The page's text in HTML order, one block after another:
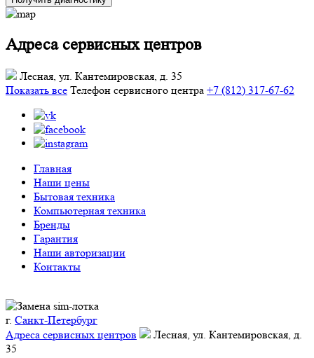
Адреса сервисных центров
Лесная, ул. Кантемировская, д. 35
Показать все Телефон сервисного центра +7 (812) 317-67-62
Главная
Наши цены
Бытовая техника
Компьютерная техника
Бренды
Гарантия
Наши авторизации
Контакты
г. Санкт-Петербург
Адреса сервисных центров
Лесная, ул. Кантемировская, д.
35